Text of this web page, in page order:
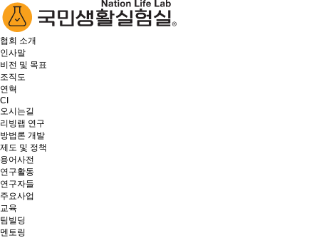
협회 소개
인사말
비전 및 목표
조직도
연혁
CI
오시는길
리빙랩 연구
방법론 개발
제도 및 정책
용어사전
연구활동
연구자들
주요사업
교육
팀빌딩
멘토링